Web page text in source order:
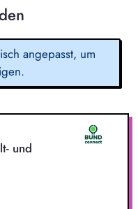
angepasst, um
und